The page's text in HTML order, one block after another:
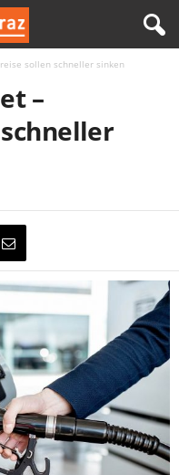
sollen schneller sinken
–